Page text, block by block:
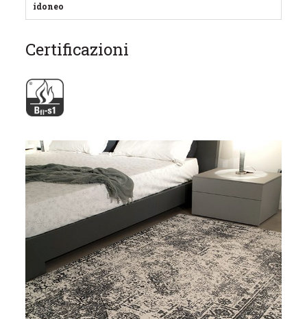
idoneo
Certificazioni